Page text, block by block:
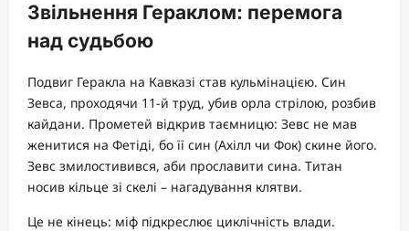
Звільнення Гераклом: перемога
над судьбою
Подвиг Геракла на Кавказі став кульмінацією. Син
Зевса, проходячи 11-й труд, убив орла стрілою, розбив
кайдани. Прометей відкрив таємницю: Зевс не мав
женитися на Фетіді, бо її син (Ахілл чи Фок) скине його.
Зевс змилостивився, аби прославити сина. Титан
носив кільце зі скелі – нагадування клятви.
Це не кінець: міф підкреслює циклічність влади.